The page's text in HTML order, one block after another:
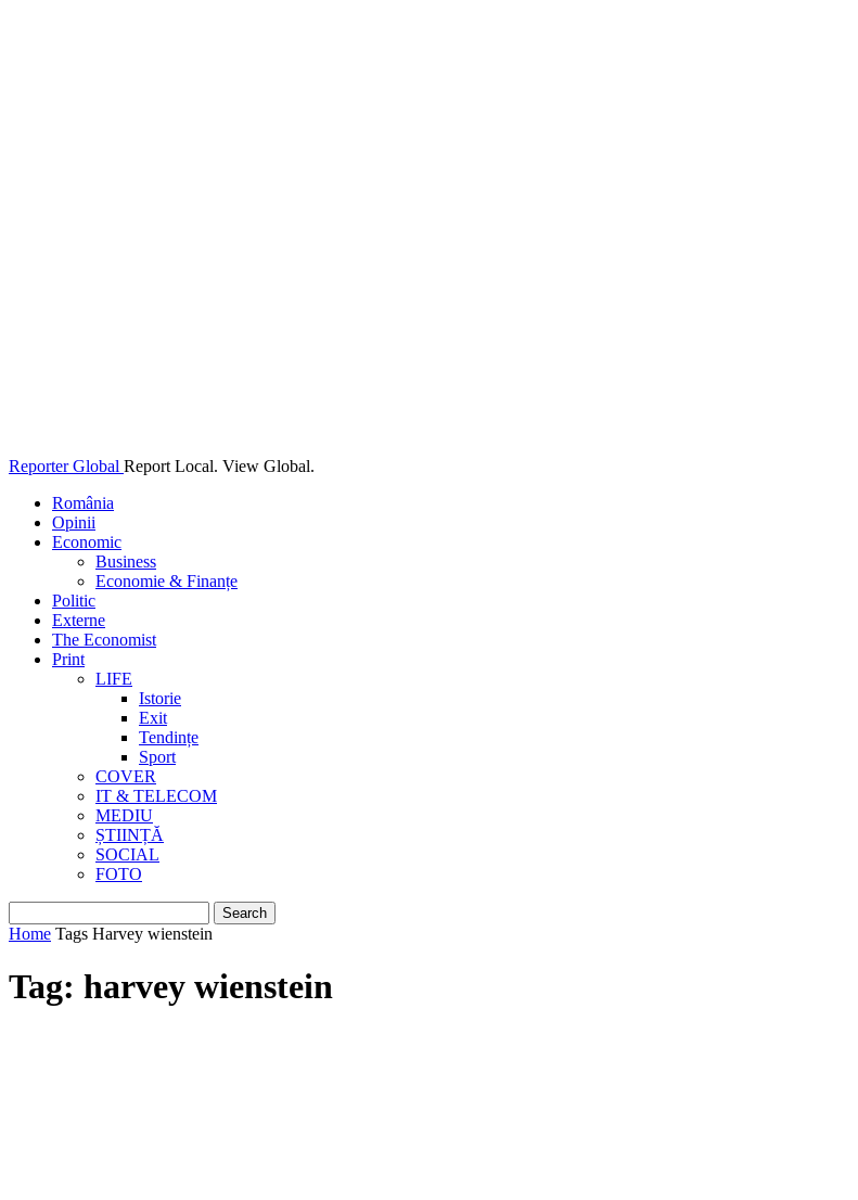
Reporter Global Report Local. View Global.
România
Opinii
Economic
Business
Economie & Finanțe
Politic
Externe
The Economist
Print
LIFE
Istorie
Exit
Tendințe
Sport
COVER
IT & TELECOM
MEDIU
ȘTIINȚĂ
SOCIAL
FOTO
Home Tags Harvey wienstein
Tag: harvey wienstein